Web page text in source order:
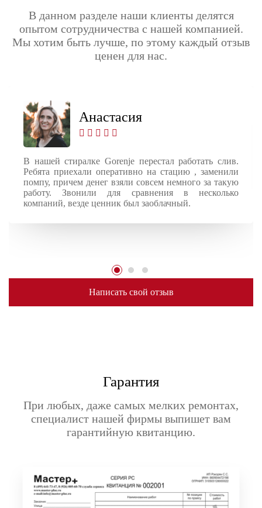
В данном разделе наши клиенты делятся
опытом сотрудничества с нашей компанией.
Мы хотим быть лучше, по этому каждый отзыв
ценен для нас.
Анастасия
В нашей стиралке Gorenje перестал работать слив.
Ребята приехали оперативно на стацию , заменили
помпу, причем денег взяли совсем немного за такую
работу. Звонили для сравнения в несколько
компаний, везде ценник был заоблачный.
Написать свой отзыв
Гарантия
При любых, даже самых мелких ремонтах,
специалист нашей фирмы выпишет вам
гарантийную квитанцию.